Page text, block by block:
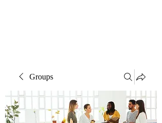
Groups